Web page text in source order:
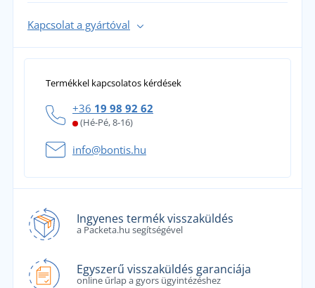
Kapcsolat a gyártóval
Termékkel kapcsolatos kérdések
+36 19 98 92 62
(Hé-Pé, 8-16)
info@bontis.hu
Ingyenes termék visszaküldés
a Packeta.hu segítségével
Egyszerű visszaküldés garanciája
online űrlap a gyors ügyintézéshez